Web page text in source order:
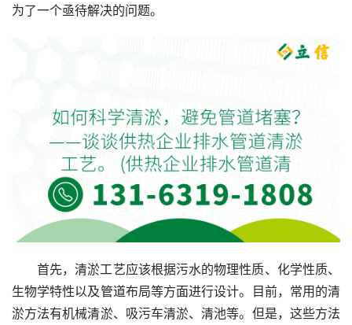
为了一个亟待解决的问题。
首先，清淤工艺应该根据污水的物理性质、化学性质、
生物学特性以及管道布局等方面进行设计。目前，常用的清
淤方法有机械清淤、吸污车清淤、清池等。但是，这些方法